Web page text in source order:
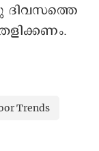
ദിവസത്തെ
Trends